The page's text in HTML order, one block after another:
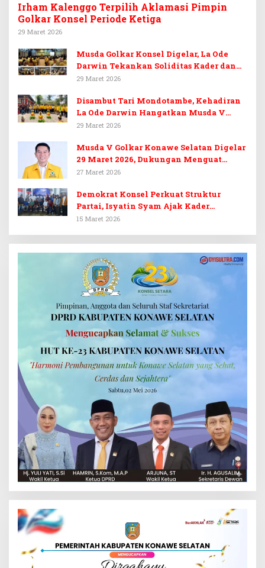
Irham Kalenggo Terpilih Aklamasi Pimpin
Golkar Konsel Periode Ketiga
29 Maret 2026
Musda Golkar Konsel Digelar, La Ode
Darwin Tekankan Soliditas Kader dan
Target 14 Kursi DPRD Konawe Selatan
29 Maret 2026
Disambut Tari Mondotambe, Kehadiran
La Ode Darwin Hangatkan Musda V
Golkar Konsel
29 Maret 2026
Musda V Golkar Konawe Selatan Digelar
29 Maret 2026, Dukungan Menguat
untuk Irham Kalenggo
27 Maret 2026
Demokrat Konsel Perkuat Struktur
Partai, Isyatin Syam Ajak Kader
Kembalikan Kejayaan
15 Maret 2026